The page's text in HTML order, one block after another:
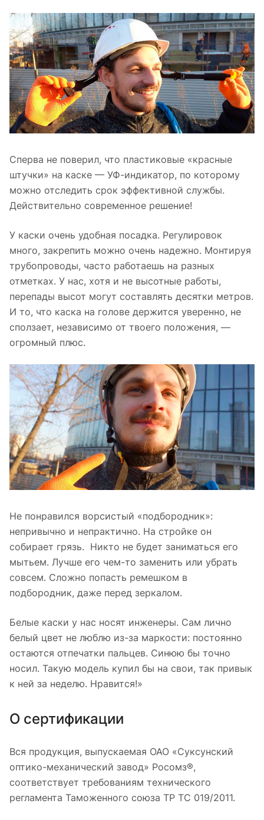
Сперва не поверил, что пластиковые «красные
штучки» на каске — УФ-индикатор, по которому
можно отследить срок эффективной службы.
Действительно современное решение!
У каски очень удобная посадка. Регулировок
много, закрепить можно очень надежно. Монтируя
трубопроводы, часто работаешь на разных
отметках. У нас, хотя и не высотные работы,
перепады высот могут составлять десятки метров.
И то, что каска на голове держится уверенно, не
сползает, независимо от твоего положения, —
огромный плюс.
Не понравился ворсистый «подбородник»:
непривычно и непрактично. На стройке он
собирает грязь. Никто не будет заниматься его
мытьем. Лучше его чем-то заменить или убрать
совсем. Сложно попасть ремешком в
подбородник, даже перед зеркалом.
Белые каски у нас носят инженеры. Сам лично
белый цвет не люблю из-за маркости: постоянно
остаются отпечатки пальцев. Синюю бы точно
носил. Такую модель купил бы на свои, так привык
к ней за неделю. Нравится!»
О сертификации
Вся продукция, выпускаемая ОАО «Суксунский
оптико-механический завод» Росомз®,
соответствует требованиям технического
регламента Таможенного союза ТР ТС 019/2011.